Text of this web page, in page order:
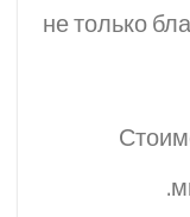
не только